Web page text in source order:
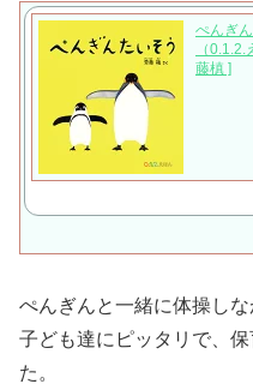
ぺんぎ
（
藤槙 ]
ぺんぎんと一緒に体操し
子ども達にピッタリで、
た。